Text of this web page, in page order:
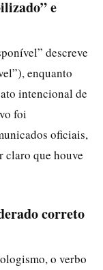
e
descreve
enquanto
intencional de
foi
oficiais,
claro que houve
correto
o verbo